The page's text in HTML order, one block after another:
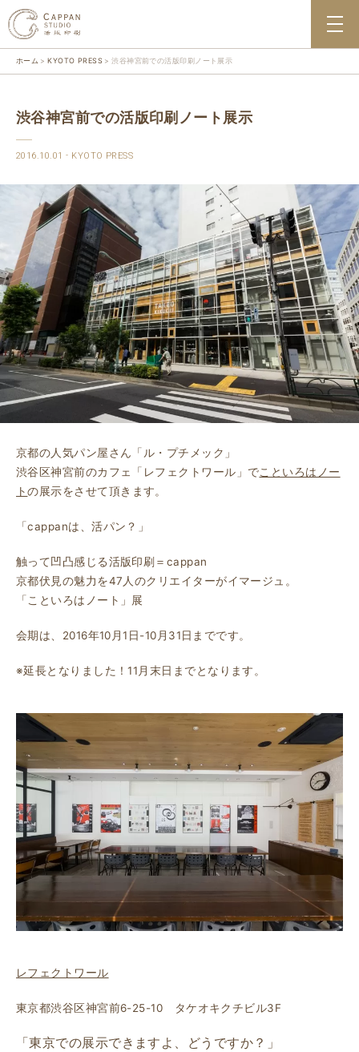
ホーム KYOTO PRESS 渋谷神宮前での活版印刷ノート展示
渋谷神宮前での活版印刷ノート展示
2016.10.01 KYOTO PRESS
京都の人気パン屋さん「ル・プチメック」
渋谷区神宮前のカフェ「レフェクトワール」でこといろはノー
トの展示をさせて頂きます。
「cappanは、活パン？」
触って凹凸感じる活版印刷＝cappan
京都伏見の魅力を47人のクリエイターがイマージュ。
「こといろはノート」展
会期は、2016年10月1日-10月31日までです。
※延長となりました！11月末日までとなります。
レフェクトワール
東京都渋谷区神宮前6-25-10 タケオキクチビル3F
「東京での展示できますよ、どうですか？」